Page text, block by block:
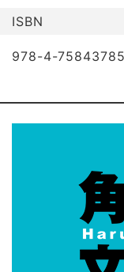
ISBN
978-4-